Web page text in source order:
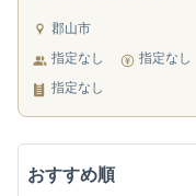
郡山市
指定なし
指定なし
指定なし